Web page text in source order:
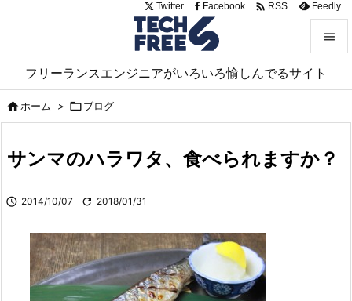
フリーランスエンジニアがいろいろ愉しんでるサイト


サイド

前へ
Twitter Facebook  RSS Feedly
ホーム > ブログ
サンマのハラワタ、食べられますか？
 2014/10/07  2018/01/31